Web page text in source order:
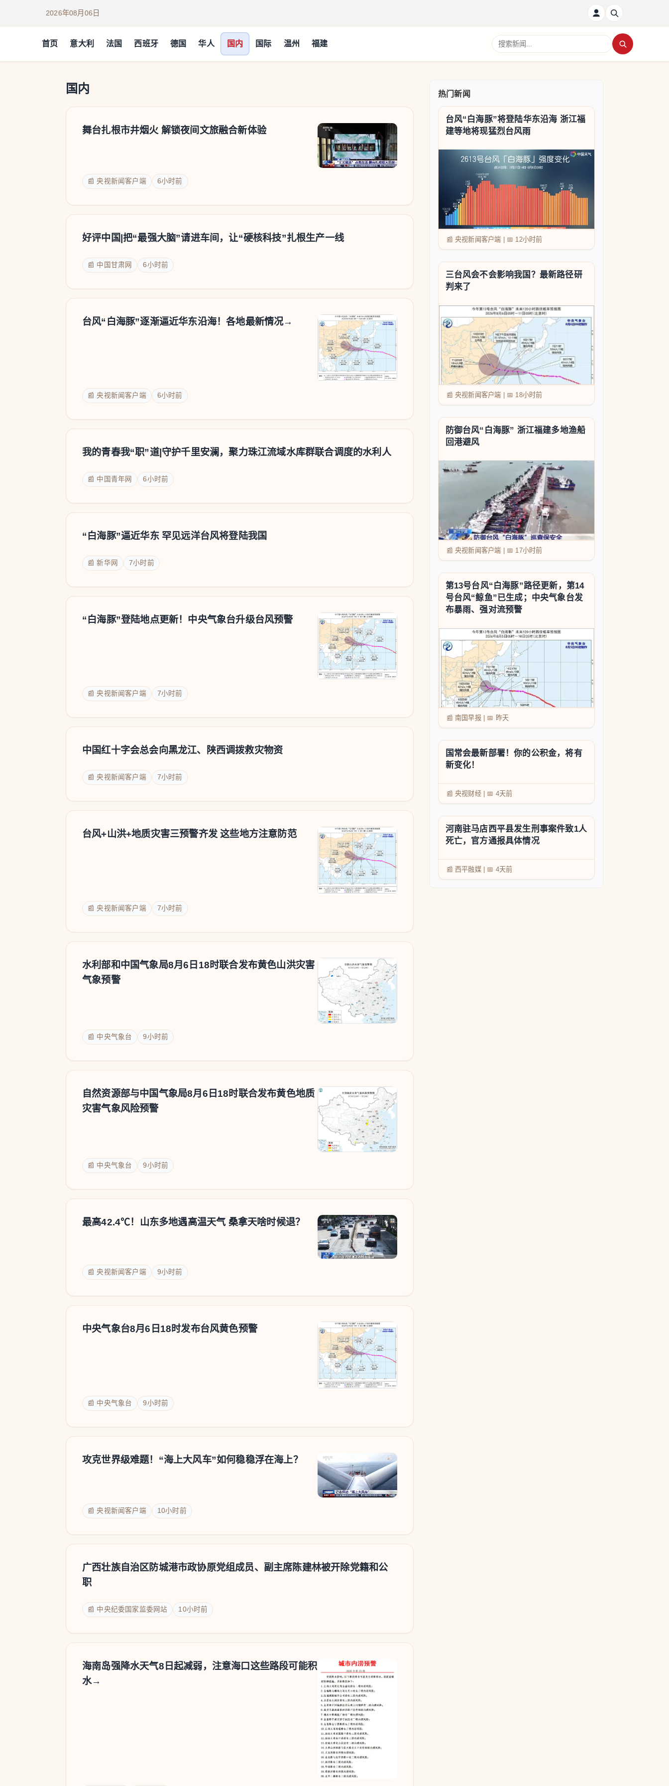
2026年08月06日
首页 意大利 法国 西班牙 德国 华人 国内 国际 温州 福建
搜索新闻
国内
国内
舞台扎根市井烟火 解锁夜间文旅融合新体验
📰 央视新闻客户端 6小时前
好评中国|把“最强大脑”请进车间，让“硬核科技”扎根生产一线
📰 中国甘肃网 6小时前
台风“白海豚”逐渐逼近华东沿海！各地最新情况→
📰 央视新闻客户端 6小时前
我的青春我“职”道|守护千里安澜，聚力珠江流域水库群联合调度的水利人
📰 中国青年网 6小时前
“白海豚”逼近华东 罕见远洋台风将登陆我国
📰 新华网 7小时前
“白海豚”登陆地点更新！中央气象台升级台风预警
📰 央视新闻客户端 7小时前
中国红十字会总会向黑龙江、陕西调拨救灾物资
📰 央视新闻客户端 7小时前
台风+山洪+地质灾害三预警齐发 这些地方注意防范
📰 央视新闻客户端 7小时前
水利部和中国气象局8月6日18时联合发布黄色山洪灾害
气象预警
📰 中央气象台 9小时前
自然资源部与中国气象局8月6日18时联合发布黄色地质
灾害气象风险预警
📰 中央气象台 9小时前
最高42.4℃！山东多地遇高温天气 桑拿天啥时候退？
📰 央视新闻客户端 9小时前
中央气象台8月6日18时发布台风黄色预警
📰 中央气象台 9小时前
攻克世界级难题！“海上大风车”如何稳稳浮在海上？
📰 央视新闻客户端 10小时前
广西壮族自治区防城港市政协原党组成员、副主席陈建林被开除党籍和公
职
📰 中央纪委国家监委网站 10小时前
海南岛强降水天气8日起减弱，注意海口这些路段可能积
水→
热门新闻
台风“白海豚”将登陆华东沿海 浙江福
建等地将现猛烈台风雨
📰 央视新闻客户端 📅 12小时前
三台风会不会影响我国？最新路径研
判来了
📰 央视新闻客户端 📅 18小时前
防御台风“白海豚” 浙江福建多地渔船
回港避风
📰 央视新闻客户端 📅 17小时前
第13号台风“白海豚”路径更新，第14
号台风“鲸鱼”已生成；中央气象台发
布暴雨、强对流预警
📰 南国早报 📅 昨天
国常会最新部署！你的公积金，将有
新变化！
📰 央视财经| 📅 4天前
河南驻马店西平县发生刑事案件致1人
死亡，官方通报具体情况
📰 西平融媒| 📅 4天前